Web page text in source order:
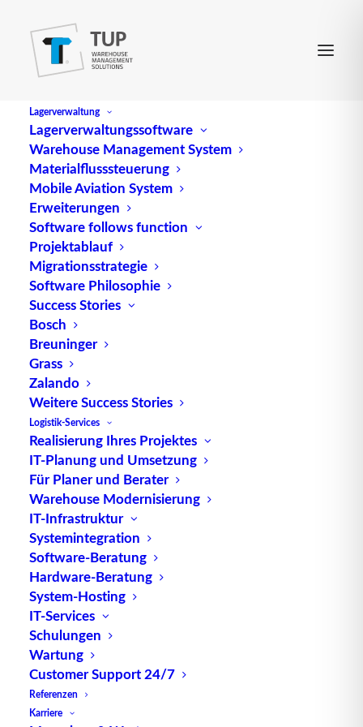
Lagerverwaltung
Lagerverwaltungssoftware
Warehouse Management System
Materialflusssteuerung
Mobile Aviation System
Erweiterungen
Software follows function
Projektablauf
Migrationsstrategie
Software Philosophie
Success Stories
Bosch
Breuninger
Grass
Zalando
Weitere Success Stories
Logistik-Services
Realisierung Ihres Projektes
IT-Planung und Umsetzung
Für Planer und Berater
Warehouse Modernisierung
IT-Infrastruktur
Systemintegration
Software-Beratung
Hardware-Beratung
System-Hosting
IT-Services
Schulungen
Wartung
Customer Support 24/7
Referenzen
Karriere
Bergverkehr
Der Bergverkehr in der Binnenschifffahrt, auch als
Upriver traffic bekannt, bezeichnet den Transport
von Gütern und Passagieren stromaufwärts entlang
eines Flusses oder einer Wasserstraße. Im
Gegensatz zum Talverkehr, der stromabwärts
erfolgt, ist der Bergverkehr durch spezifische
Merkmale und Herausforderungen gekennzeichnet.
Eine wichtige Eigenschaft des Bergverkehrs ist die
Überwindung von Strömung und geografischen
Hindernissen, die den Transport stromaufwärts
erschweren können. Dies erfordert oft speziell
ausgestattete Schiffe und eine sorgfältige Planung
der Routen, um die Effizienz und Sicherheit des
Transports zu gewährleisten.
Der Bergverkehr spielt eine entscheidende Rolle in
der Binnenschifffahrt und ist für den Transport von
Gütern in abgelegene oder bergige Gebiete
unerlässlich. Er ermöglicht es, Rohstoffe,
landwirtschaftliche Erzeugnisse und andere Waren
in Regionen zu liefern, die möglicherweise nicht
über Straßen oder andere Transportmittel
erreichbar sind.